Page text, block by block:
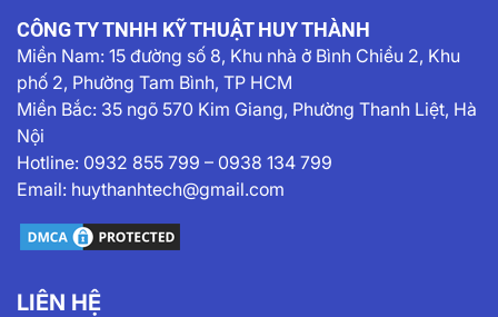
CÔNG TY TNHH KỸ THUẬT HUY THÀNH
Miền Nam: 15 đường số 8, Khu nhà ở Bình Chiểu 2, Khu
phố 2, Phường Tam Bình, TP HCM
Miền Bắc: 35 ngõ 570 Kim Giang, Phường Thanh Liệt, Hà
Nội
Hotline: 0932 855 799 – 0938 134 799
Email: huythanhtech@gmail.com
LIÊN HỆ